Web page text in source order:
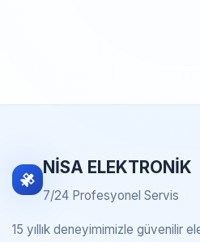
NİSA ELEKTRONİK
7/24 Profesyonel Servis
15 yıllık deneyimimizle güvenilir